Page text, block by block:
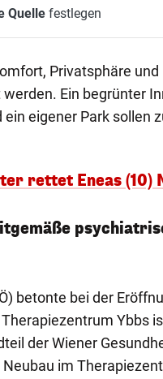
Quellefestlegen
Privatsphäre und
Ein begrünter
eigener Park sollen
rettet Eneas (10)
betonte bei der
Ybbs
der Wiener
im